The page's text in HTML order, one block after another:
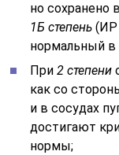
но сохранено
1Б степень (ИР
нормальный в
При2 степени
как со
и в сосудах
достигают
нормы;